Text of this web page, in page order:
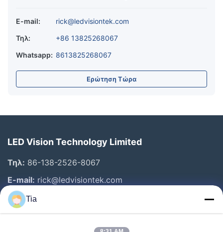
E-mail:
rick@ledvisiontek.com
Τηλ:
+86 13825268067
Whatsapp: 8613825268067
Ερώτηση Τώρα
LED Vision Technology Limited
Τηλ: 86-138-2526-8067
E-mail: rick@ledvisiontek.com
Γρήγοροι Σύνδεσμοι
Tia